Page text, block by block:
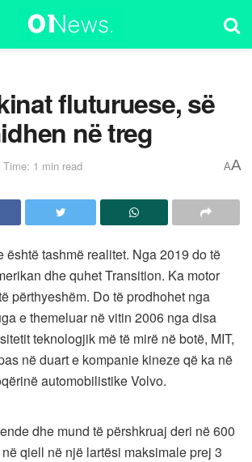
fluturuese, së
në treg
Time: 1 min read AA
është tashmë realitet. Nga 2019 do të
dhe quhet Transition. Ka motor
përthyeshëm. Do të prodhohet nga
e themeluar në vitin 2006 nga disa
teknologjik më të mirë në botë, MIT,
në duart e kompanie kineze që ka në
automobilistike Volvo.
dhe mund të përshkruaj deri në 600
qiell në një lartësi maksimale prej 3